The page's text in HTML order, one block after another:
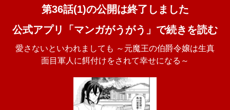
第36話(1)の公開は終了しました
公式アプリ「マンガがうがう」で続きを読む
愛さないといわれましても ～元魔王の伯爵令嬢は生真
面目軍人に餌付けをされて幸せになる～